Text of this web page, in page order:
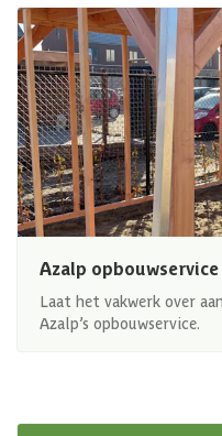
Azalp opbouwservice
Laat het vakwerk over
Azalp’s opbouwservice.